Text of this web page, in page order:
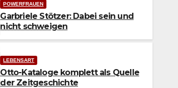
POWERFRAUEN
Garbriele Stötzer: Dabei sein und
nicht schweigen
LEBENSART
Otto-Kataloge komplett als Quelle
der Zeitgeschichte